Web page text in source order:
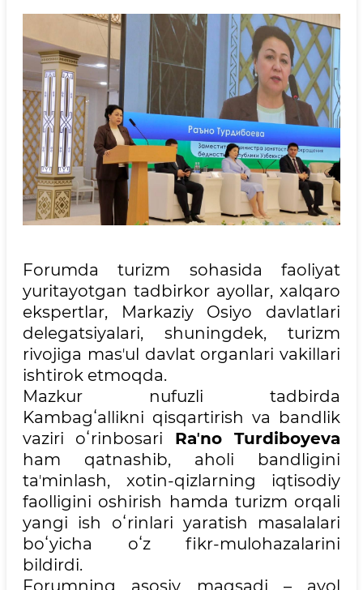
Forumda turizm sohasida faoliyat
yuritayotgan tadbirkor ayollar, xalqaro
ekspertlar, Markaziy Osiyo davlatlari
delegatsiyalari, shuningdek, turizm
rivojiga masʼul davlat organlari vakillari
ishtirok etmoqda.
Mazkur nufuzli tadbirda
Kambagʻallikni qisqartirish va bandlik
vaziri oʻrinbosari Raʼno Turdiboyeva
ham qatnashib, aholi bandligini
taʼminlash, xotin-qizlarning iqtisodiy
faolligini oshirish hamda turizm orqali
yangi ish oʻrinlari yaratish masalalari
boʻyicha oʻz fikr-mulohazalarini
bildirdi.
Forumning asosiy maqsadi – ayol